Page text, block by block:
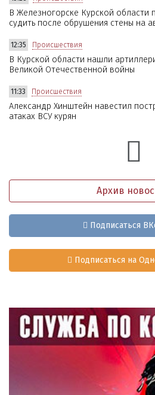
В Железногорске Курской области
судить после обрушения стены на
12:35 Происшествия
В Курской области нашли
Великой Отечественной войны
11:33 Происшествия
Александр Хинштейн навестил
атаках ВСУ курян
Архив
Подписаться
Подписаться на